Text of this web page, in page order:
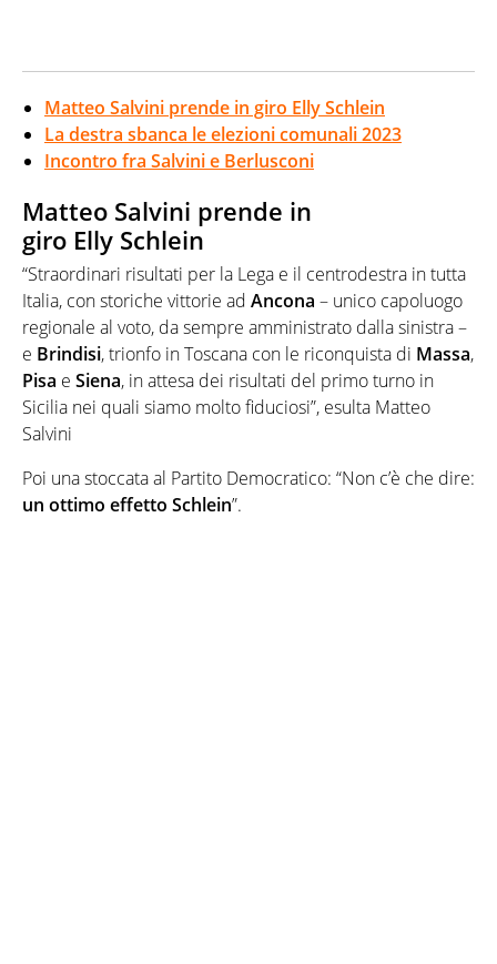
Matteo Salvini prende in giro Elly Schlein
La destra sbanca le elezioni comunali 2023
Incontro fra Salvini e Berlusconi
Matteo Salvini prende in
giro Elly Schlein
“Straordinari risultati per la Lega e il centrodestra in tutta
Italia, con storiche vittorie ad Ancona – unico capoluogo
regionale al voto, da sempre amministrato dalla sinistra –
e Brindisi, trionfo in Toscana con le riconquista di Massa,
Pisa e Siena, in attesa dei risultati del primo turno in
Sicilia nei quali siamo molto fiduciosi”, esulta Matteo
Salvini
Poi una stoccata al Partito Democratico: “Non c’è che dire:
un ottimo effetto Schlein”.